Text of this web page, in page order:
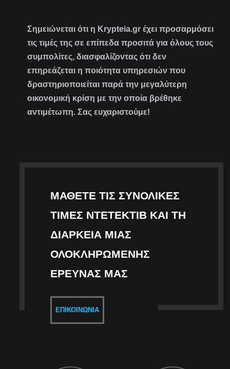
Σημειώνεται ότι η Krypteia.gr έχει προσαρμόσει
τις τιμές της σε επίπεδα προσιτά για όλους τους
συμπολίτες, διασφαλίζοντας ότι δεν
επηρεάζεται η ποιότητα υπηρεσιών που
δραστηριοποιείται παρά την μεγαλύτερη
οικονομική κρίση με την οποία βρέθηκε
αντιμέτωπη. Σας ευχαριστούμε!
ΜΆΘΕΤΕ ΤΙΣ ΣΥΝΟΛΙΚΈΣ
ΤΙΜΈΣ ΝΤΕΤΈΚΤΙΒ ΚΑΙ ΤΗ
ΔΙΆΡΚΕΙΑ ΜΙΑΣ
ΟΛΟΚΛΗΡΩΜΈΝΗΣ
ΈΡΕΥΝΑΣ ΜΑΣ
ΕΠΙΚΟΙΝΩΝΊΑ